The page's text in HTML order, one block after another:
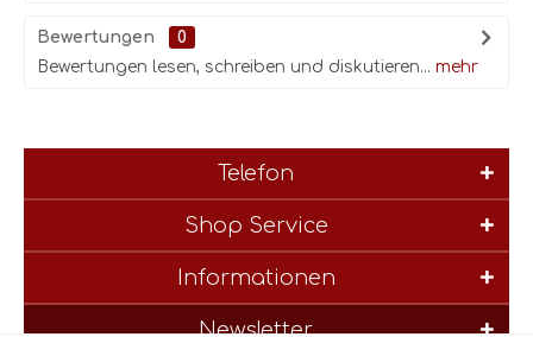
Bewertungen
0
Bewertungen lesen, schreiben und diskutieren... mehr
Telefon
Shop Service
Informationen
Newsletter